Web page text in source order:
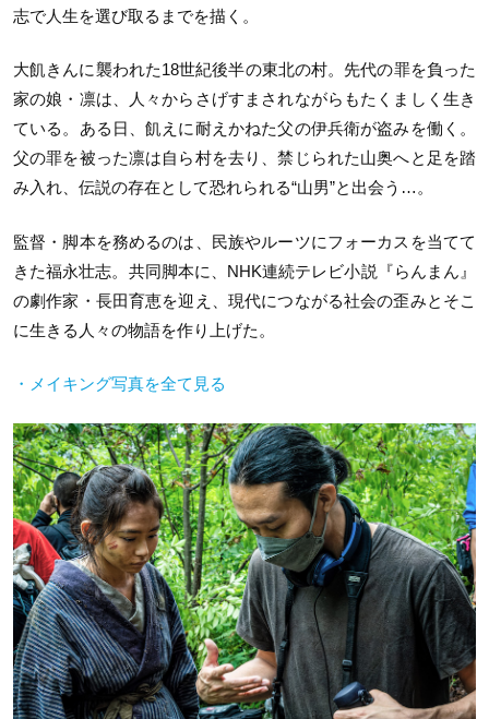
志で人生を選び取るまでを描く。
大飢きんに襲われた18世紀後半の東北の村。先代の罪を負った
家の娘・凛は、人々からさげすまされながらもたくましく生き
ている。ある日、飢えに耐えかねた父の伊兵衛が盗みを働く。
父の罪を被った凛は自ら村を去り、禁じられた山奥へと足を踏
み入れ、伝説の存在として恐れられる“山男”と出会う…。
監督・脚本を務めるのは、⺠族やルーツにフォーカスを当てて
きた福永壮志。共同脚本に、NHK連続テレビ小説『らんまん』
の劇作家・⻑田育恵を迎え、現代につながる社会の歪みとそこ
に生きる人々の物語を作り上げた。
・メイキング写真を全て見る